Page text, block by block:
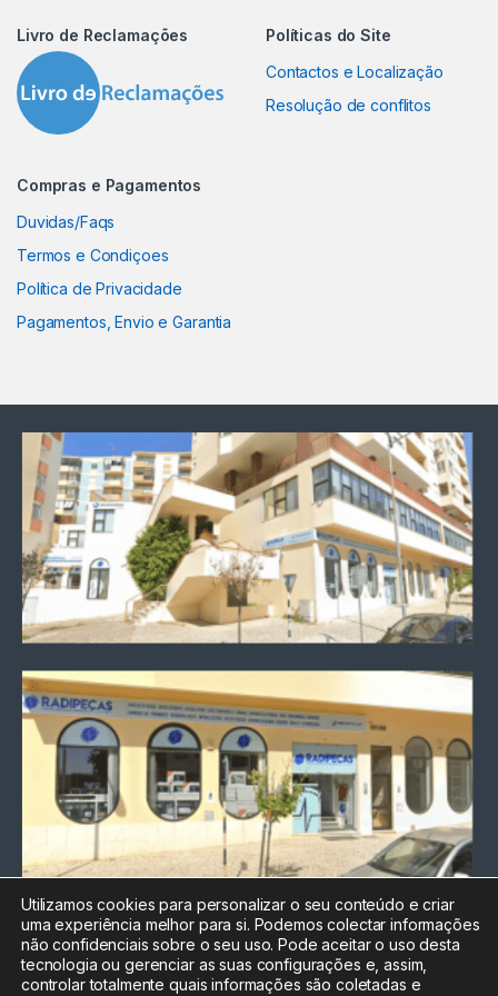
Livro de Reclamações
Políticas do Site
Contactos e Localização
Resolução de conflitos
Compras e Pagamentos
Duvidas/Faqs
Termos e Condiçoes
Política de Privacidade
Pagamentos, Envio e Garantia
Chamada para a rede fixa
nacional
Electrónica:212
Utilizamos cookies para personalizar o seu conteúdo e criar
uma experiência melhor para si. Podemos colectar informações
não confidenciais sobre o seu uso. Pode aceitar o uso desta
tecnologia ou gerenciar as suas configurações e, assim,
controlar totalmente quais informações são coletadas e